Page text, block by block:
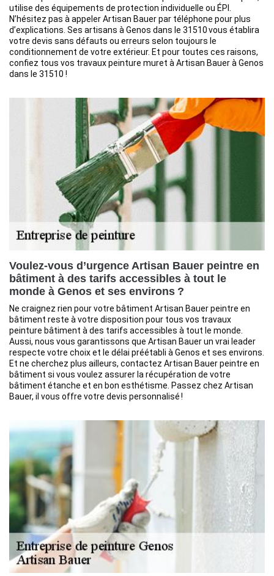
utilise des équipements de protection individuelle ou ÉPI.
N’hésitez pas à appeler Artisan Bauer par téléphone pour plus
d’explications. Ses artisans à Genos dans le 31510 vous établira
votre devis sans défauts ou erreurs selon toujours le
conditionnement de votre extérieur. Et pour toutes ces raisons,
confiez tous vos travaux peinture muret à Artisan Bauer à Genos
dans le 31510 !
Voulez-vous d’urgence Artisan Bauer peintre en
bâtiment à des tarifs accessibles à tout le
monde à Genos et ses environs ?
Ne craignez rien pour votre bâtiment Artisan Bauer peintre en
bâtiment reste à votre disposition pour tous vos travaux
peinture bâtiment à des tarifs accessibles à tout le monde.
Aussi, nous vous garantissons que Artisan Bauer un vrai leader
respecte votre choix et le délai préétabli à Genos et ses environs.
Et ne cherchez plus ailleurs, contactez Artisan Bauer peintre en
bâtiment si vous voulez assurer la récupération de votre
bâtiment étanche et en bon esthétisme. Passez chez Artisan
Bauer, il vous offre votre devis personnalisé !